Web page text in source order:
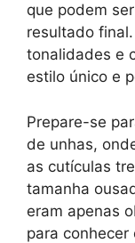
que podem
resultado
tonalidades e
estilo único e
Prepare-se
de unhas,
as cutículas
tamanha
eram apenas
para